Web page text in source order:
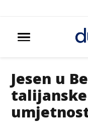
Jesen u